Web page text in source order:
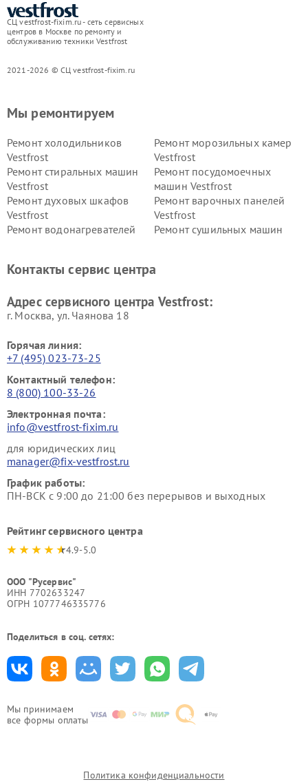
СЦ vestfrost-fixim.ru - сеть сервисных
центров в Москве по ремонту и
обслуживанию техники Vestfrost
2021-2026 © СЦ vestfrost-fixim.ru
Мы принимаем
все формы оплаты
Мы ремонтируем
Ремонт холодильников
Vestfrost
Ремонт морозильных камер
Vestfrost
Ремонт стиральных машин
Vestfrost
Ремонт посудомоечных
машин Vestfrost
Ремонт духовых шкафов
Vestfrost
Ремонт варочных панелей
Vestfrost
Ремонт водонагревателей
Ремонт сушильных машин
Vestfrost
Контакты сервис центра
Адрес сервисного центра Vestfrost:
г. Москва, ул. Чаянова 18
Горячая линия:
+7 (495) 023-73-25
Контактный телефон:
8 (800) 100-33-26
Электронная почта:
info@vestfrost-fixim.ru
для юридических лиц
manager@fix-vestfrost.ru
График работы:
ПН-ВСК с 9:00 до 21:00 без перерывов и выходных
Рейтинг сервисного центра
4.9-5.0
ООО "Русервис"
ИНН 7702633247
ОГРН 1077746335776
Поделиться в соц. сетях:
Политика конфиденциальности